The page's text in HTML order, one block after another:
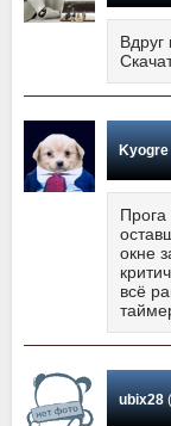
Вдруг
Kyogre
Прога
окне
всё
ubix28